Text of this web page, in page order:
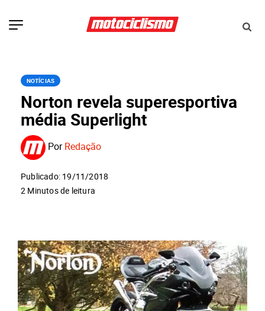
NOTÍCIAS
Norton revela superesportiva
média Superlight
PorRedação
Publicado: 19/11/2018
2 Minutos de leitura